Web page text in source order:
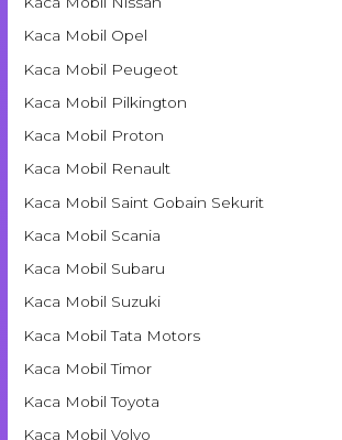
Kaca Mobil Opel
Kaca Mobil Peugeot
Kaca Mobil Pilkington
Kaca Mobil Proton
Kaca Mobil Renault
Kaca Mobil Saint Gobain Sekurit
Kaca Mobil Scania
Kaca Mobil Subaru
Kaca Mobil Suzuki
Kaca Mobil Tata Motors
Kaca Mobil Timor
Kaca Mobil Toyota
Kaca Mobil Volvo